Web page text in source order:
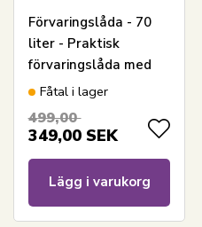
Förvaringslåda - 70
liter - Praktisk
förvaringslåda med
tättslutande lock -
plastlåda
Fåtal i lager
499,00
349,00 SEK
Lägg i varukorg